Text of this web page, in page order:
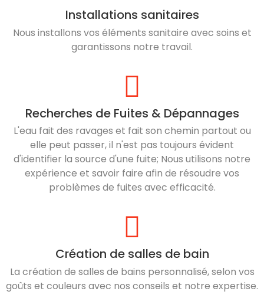
Installations sanitaires
Nous installons vos éléments sanitaire avec soins et
garantissons notre travail.
Recherches de Fuites & Dépannages
L'eau fait des ravages et fait son chemin partout ou
elle peut passer, il n'est pas toujours évident
d'identifier la source d'une fuite; Nous utilisons notre
expérience et savoir faire afin de résoudre vos
problèmes de fuites avec efficacité.
Création de salles de bain
La création de salles de bains personnalisé, selon vos
goûts et couleurs avec nos conseils et notre expertise.